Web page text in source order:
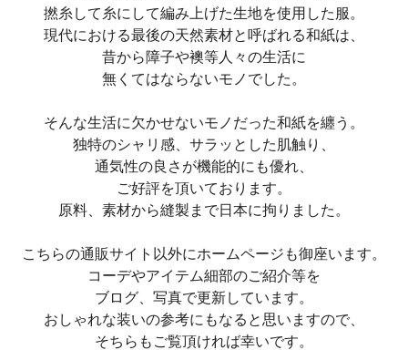
撚糸して糸にして編み上げた生地を使用した服。
現代における最後の天然素材と呼ばれる和紙は、
昔から障子や襖等人々の生活に
無くてはならないモノでした。
そんな生活に欠かせないモノだった和紙を纏う。
独特のシャリ感、サラッとした肌触り、
通気性の良さが機能的にも優れ、
ご好評を頂いております。
原料、素材から縫製まで日本に拘りました。
こちらの通販サイト以外にホームページも御座います。
コーデやアイテム細部のご紹介等を
ブログ、写真で更新しています。
おしゃれな装いの参考にもなると思いますので、
そちらもご覧頂ければ幸いです。